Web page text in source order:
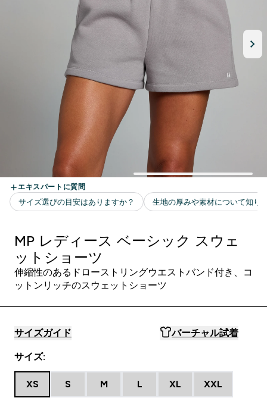
MP レディース ベーシック スウェ
ットショーツ
伸縮性のあるドローストリングウエストバンド付き、コ
ットンリッチのスウェットショーツ
サイズガイド バーチャル試着
サイズ:
XS S M L XL XXL